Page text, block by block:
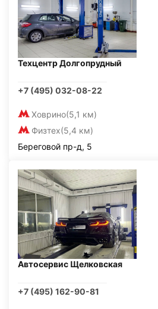
Техцентр Долгопрудный
+7 (495) 032-08-22
Ховрино(5,1 км)
Физтех(5,4 км)
Береговой пр-д, 5
Автосервис Щелковская
+7 (495) 162-90-81